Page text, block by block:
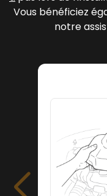
Vous bénéficiez
notre